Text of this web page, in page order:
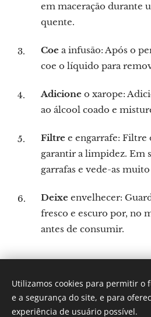
em maceração durante
quente.
Coe a infusão: Após o
coe o líquido para
Adicione o xarope:
ao álcool coado e
Filtre e engarrafe: Filtre
garantir a limpidez. Em
garrafas e vede-as
Deixe envelhecer:
fresco e escuro por, no
antes de consumir.
Por: Verônica
Instagram:
Utilizamos cookies para permitir o
e a segurança do site, e para
experiência de usuário possível.